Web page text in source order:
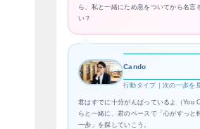
ら、私と一緒にため息をついてから名言
い？
Cando
行動タイプ｜次の一歩を
君はすでに十分がんばっているよ（You
らと一緒に、君のペースで「心がすっと
一歩」を探していこう。